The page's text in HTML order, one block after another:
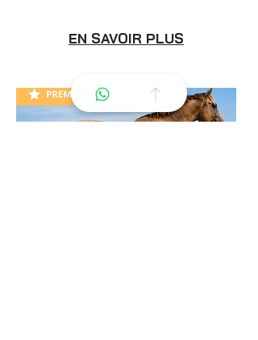
EN SAVOIR PLUS